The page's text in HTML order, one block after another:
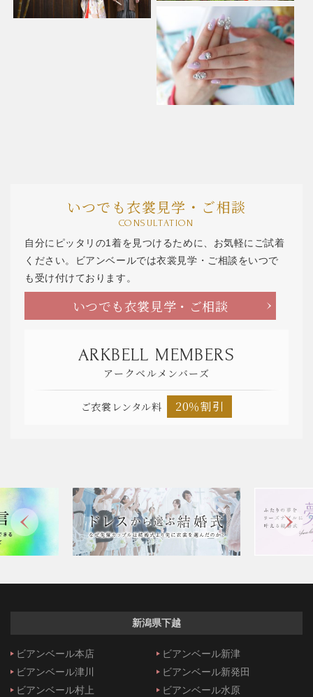
いつでも衣裳見学・ご相談
CONSULTATION
自分にピッタリの1着を見つけるために、お気軽にご試着
ください。ビアンベールでは衣裳見学・ご相談をいつで
も受け付けております。
いつでも衣裳見学・ご相談
ARKBELL MEMBERS
アークベルメンバーズ
ご衣裳レンタル料 20％割引
新潟県下越
ビアンベール本店
ビアンベール新津
ビアンベール津川
ビアンベール新発田
ビアンベール村上
ビアンベール水原